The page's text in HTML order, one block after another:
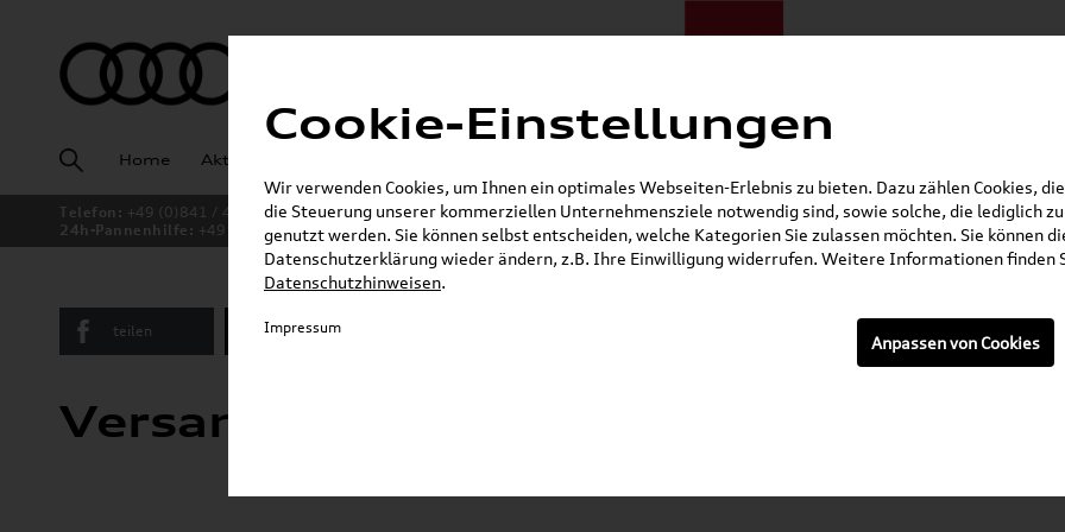
Home Aktuelles
Telefon: +49 (0)841 / 49 140
24h-Pannenhilfe: +49 (0)171 / 870 72 87 Öffnet in 3 Stunden, 31 Minuten
teilen Twitter
Versand- und Zahlungsinformationen
Cookie-Einstellungen
Wir verwenden Cookies, um Ihnen ein optimales Webseiten-Erlebnis zu bieten. Dazu zählen Cookies,
die Steuerung unserer kommerziellen Unternehmensziele notwendig sind, sowie solche, die lediglich
genutzt werden. Sie können selbst entscheiden, welche Kategorien Sie zulassen möchten. Sie können
Datenschutzerklärung wieder ändern, z.B. Ihre Einwilligung widerrufen. Weitere Informationen finden
Datenschutzhinweisen.
Anpassen von Cookies
Impressum